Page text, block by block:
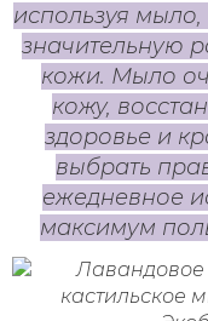
используя
значительную
кожи. Мыло
кожу,
здоровье и
выбрать
ежедневное
максимум